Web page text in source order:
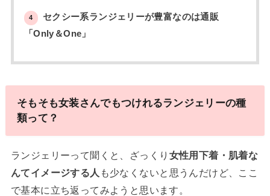
4
セクシー系ランジェリーが豊富なのは通販
「Only＆One」
そもそも女装さんでもつけれるランジェリーの種
類って？
ランジェリーって聞くと、ざっくり 女性用下着・肌着な
んてイメージする人 も少なくないと思うんだけど、ここ
で基本に立ち返ってみようと思います。